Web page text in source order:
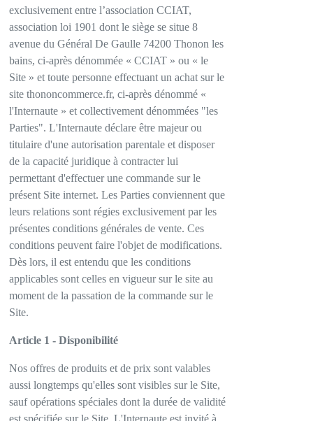
exclusivement entre l’association CCIAT,
association loi 1901 dont le siège se situe 8
avenue du Général De Gaulle 74200 Thonon les
bains, ci-après dénommée « CCIAT » ou « le
Site » et toute personne effectuant un achat sur le
site thononcommerce.fr, ci-après dénommé «
l'Internaute » et collectivement dénommées "les
Parties". L'Internaute déclare être majeur ou
titulaire d'une autorisation parentale et disposer
de la capacité juridique à contracter lui
permettant d'effectuer une commande sur le
présent Site internet. Les Parties conviennent que
leurs relations sont régies exclusivement par les
présentes conditions générales de vente. Ces
conditions peuvent faire l'objet de modifications.
Dès lors, il est entendu que les conditions
applicables sont celles en vigueur sur le site au
moment de la passation de la commande sur le
Site.
Article 1 - Disponibilité
Nos offres de produits et de prix sont valables
aussi longtemps qu'elles sont visibles sur le Site,
sauf opérations spéciales dont la durée de validité
est spécifiée sur le Site. L'Internaute est invité à